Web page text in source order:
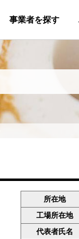
事業者を探す
所在地
工場所在地
代表者氏名